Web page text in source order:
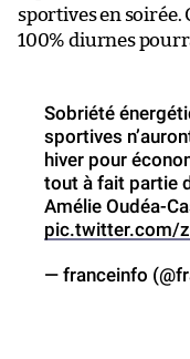
sportives en
100% diurnes
Sobriété
sportives
hiver pour
tout à fait partie
Amélie Oudéa-
pic.twitter.com/
— franceinfo